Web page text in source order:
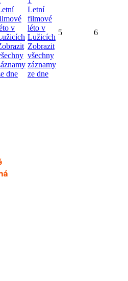
v
dne
Letní
filmové
léto v
Lužicích
Zobrazit
všechny
záznamy
ze dne
5 6